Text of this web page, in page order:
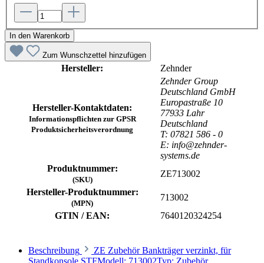
In den Warenkorb
Zum Wunschzettel hinzufügen
Hersteller: Zehnder
Hersteller-Kontaktdaten:
Informationspflichten zur GPSR
Produktsicherheitsverordnung
Zehnder Group
Deutschland GmbH
Europastraße 10
77933 Lahr
Deutschland
T: 07821 586 - 0
E: info@zehnder-
systems.de
Produktnummer:
(SKU)
ZE713002
Hersteller-Produktnummer:
(MPN)
713002
GTIN / EAN:
7640120324254
Beschreibung
ZE Zubehör Bankträger verzinkt, für